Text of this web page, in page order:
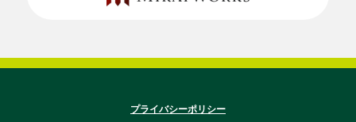
プライバシーポリシー